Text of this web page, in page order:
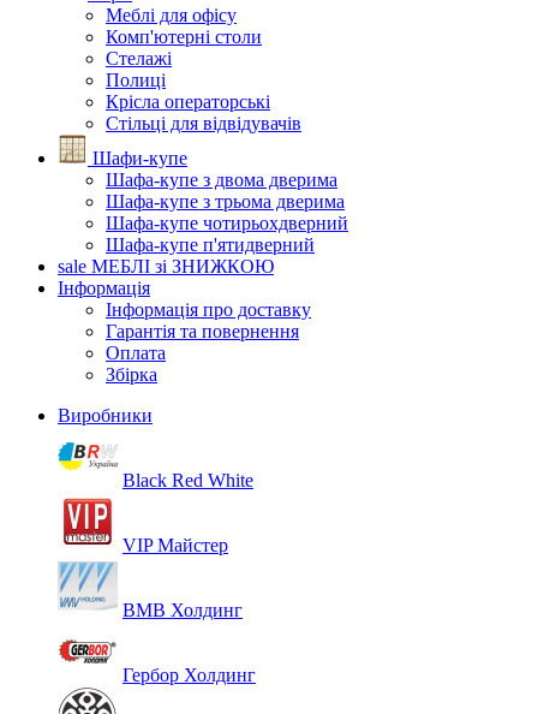
Меблі для офісу
Комп'ютерні столи
Стелажі
Полиці
Крісла операторські
Стільці для відвідувачів
Шафи-купе
Шафа-купе з двома дверима
Шафа-купе з трьома дверима
Шафа-купе чотирьохдверний
Шафа-купе п'ятидверний
sale МЕБЛІ зі ЗНИЖКОЮ
Інформація
Інформація про доставку
Гарантія та повернення
Оплата
Збірка
Виробники
Black Red White
VIP Майстер
ВМВ Холдинг
Гербор Холдинг